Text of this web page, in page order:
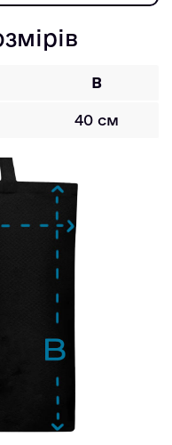
B
40 см